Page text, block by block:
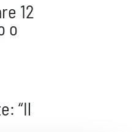
12
o
“Il